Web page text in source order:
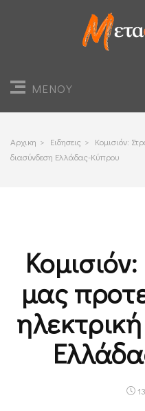
ΜΕΝΟΥ
Αρχικη > Ειδησεις > Κομισιόν:
διασύνδεση Ελλάδας-Κύπρου
μας